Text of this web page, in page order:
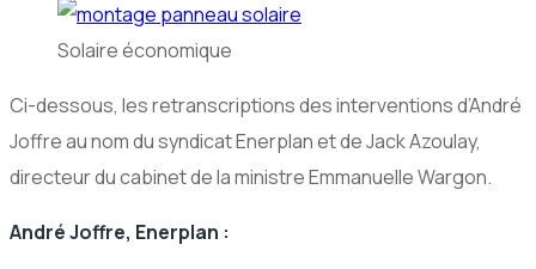
Solaire économique
Ci-dessous, les retranscriptions des interventions d’André
Joffre au nom du syndicat Enerplan et de Jack Azoulay,
directeur du cabinet de la ministre Emmanuelle Wargon.
André Joffre, Enerplan :